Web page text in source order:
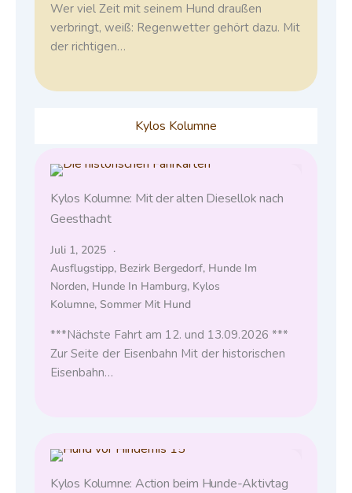
Wer viel Zeit mit seinem Hund draußen
verbringt, weiß: Regenwetter gehört dazu. Mit
der richtigen…
Kylos Kolumne
Kylos Kolumne: Mit der alten Diesellok nach
Geesthacht
Juli 1, 2025
Ausflugstipp, Bezirk Bergedorf, Hunde Im
Norden, Hunde In Hamburg, Kylos
Kolumne, Sommer Mit Hund
***Nächste Fahrt am 12. und 13.09.2026 ***
Zur Seite der Eisenbahn Mit der historischen
Eisenbahn…
Kylos Kolumne: Action beim Hunde-Aktivtag